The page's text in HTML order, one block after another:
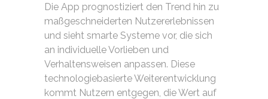
Die App prognostiziert den Trend hin zu
maßgeschneiderten Nutzererlebnissen
und sieht smarte Systeme vor, die sich
an individuelle Vorlieben und
Verhaltensweisen anpassen. Diese
technologiebasierte Weiterentwicklung
kommt Nutzern entgegen, die Wert auf